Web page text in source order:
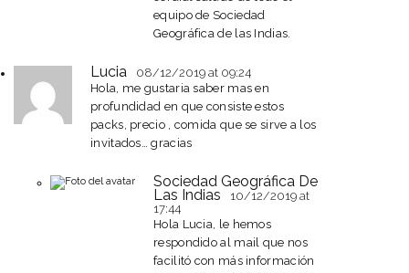
equipo de Sociedad
Geográfica de las Indias.
Lucia 08/12/2019 at 09:24
Hola, me gustaria saber mas en
profundidad en que consiste estos
packs, precio , comida que se sirve a los
invitados… gracias
Sociedad Geográfica De
Las Indias 10/12/2019 at
17:44
Hola Lucia, le hemos
respondido al mail que nos
facilitó con más información